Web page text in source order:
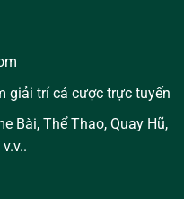
giải trí cá cược trực tuyến
Bài, Thể Thao, Quay Hũ,